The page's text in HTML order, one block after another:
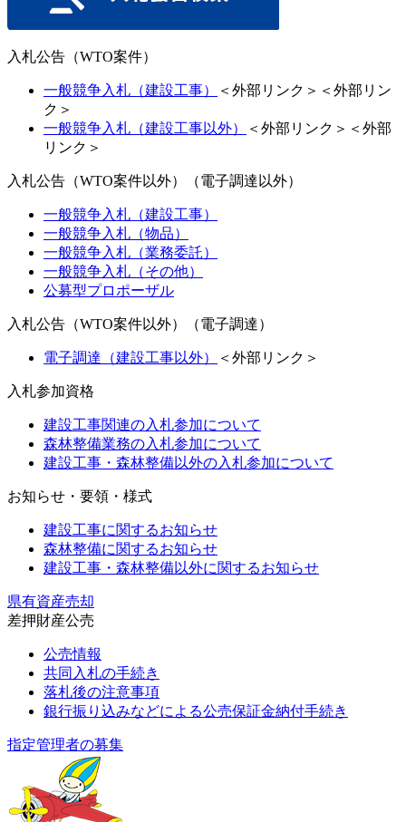
入札公告（WTO案件）
一般競争入札（建設工事） ＜外部リンク＞ ＜外部リン
ク＞
一般競争入札（建設工事以外）
＜外部リンク＞ ＜外部
リンク＞
入札公告（WTO案件以外）（電子調達以外）
一般競争入札（建設工事）
一般競争入札（物品）
一般競争入札（業務委託）
一般競争入札（その他）
公募型プロポーザル
入札公告（WTO案件以外）（電子調達）
電子調達（建設工事以外） ＜外部リンク＞
入札参加資格
建設工事関連の入札参加について
森林整備業務の入札参加について
建設工事・森林整備以外の入札参加について
お知らせ・要領・様式
建設工事に関するお知らせ
森林整備に関するお知らせ
建設工事・森林整備以外に関するお知らせ
県有資産売却
差押財産公売
公売情報
共同入札の手続き
落札後の注意事項
銀行振り込みなどによる公売保証金納付手続き
指定管理者の募集